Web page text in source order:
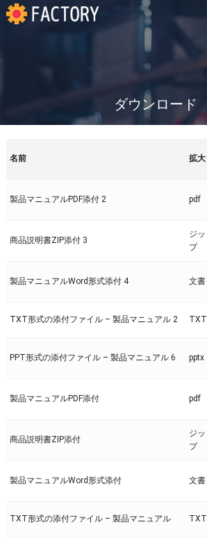
ダウンロード
名前 拡大
製品マニュアルPDF添付 2 pdf
商品説明書ZIP添付 3
ジッ
プ
製品マニュアルWord形式添付 4 文書
TXT形式の添付ファイル – 製品マニュアル 2 TXT
PPT形式の添付ファイル – 製品マニュアル 6 pptx
製品マニュアルPDF添付 pdf
商品説明書ZIP添付
ジッ
プ
製品マニュアルWord形式添付 文書
TXT形式の添付ファイル – 製品マニュアル TXT